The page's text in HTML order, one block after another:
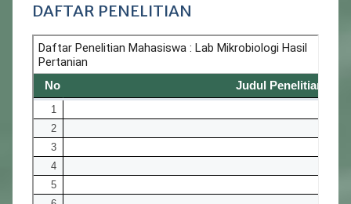
DAFTAR PENELITIAN